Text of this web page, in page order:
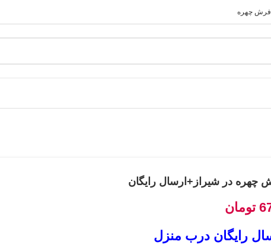
فرش چهره
چهره در شیراز+ارسال رایگان
تومان
رایگان درب منزل